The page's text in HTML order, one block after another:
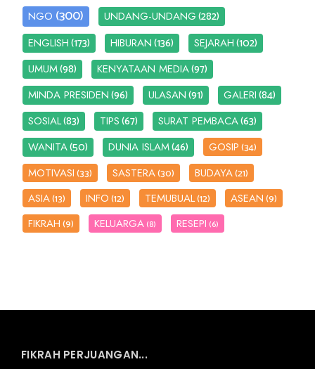
NGO (300) UNDANG-UNDANG(282)
ENGLISH(173) HIBURAN(136) SEJARAH(102)
UMUM(98) KENYATAAN MEDIA(97)
MINDA PRESIDEN(96) ULASAN(91) GALERI(84)
SOSIAL(83) TIPS(67) SURAT PEMBACA(63)
WANITA(50) DUNIA ISLAM(46) GOSIP(34)
MOTIVASI(33) SASTERA(30) BUDAYA(21)
ASIA(13) INFO(12) TEMUBUAL(12) ASEAN(9)
FIKRAH(9) KELUARGA (8) RESEPI (6)
FIKRAH PERJUANGAN...